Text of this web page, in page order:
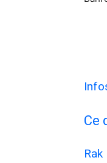
Ce
Rak